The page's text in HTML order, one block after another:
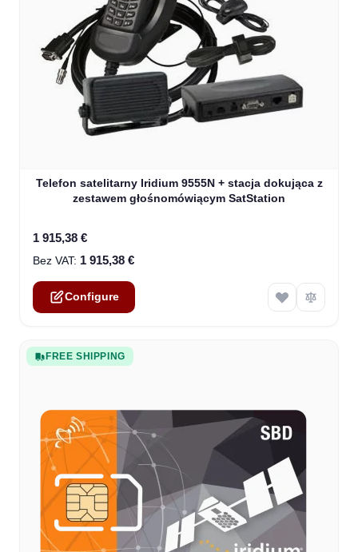
Telefon satelitarny Iridium 9555N + stacja dokująca z
zestawem głośnomówiącym SatStation
The price depends on the options chosen on the product
1 915,38 €
1 915,38 €
Configure
FREE SHIPPING